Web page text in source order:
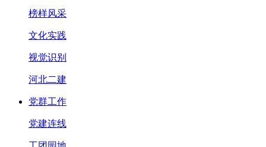
榜样风采
文化实践
视觉识别
河北二建
党群工作
党建连线